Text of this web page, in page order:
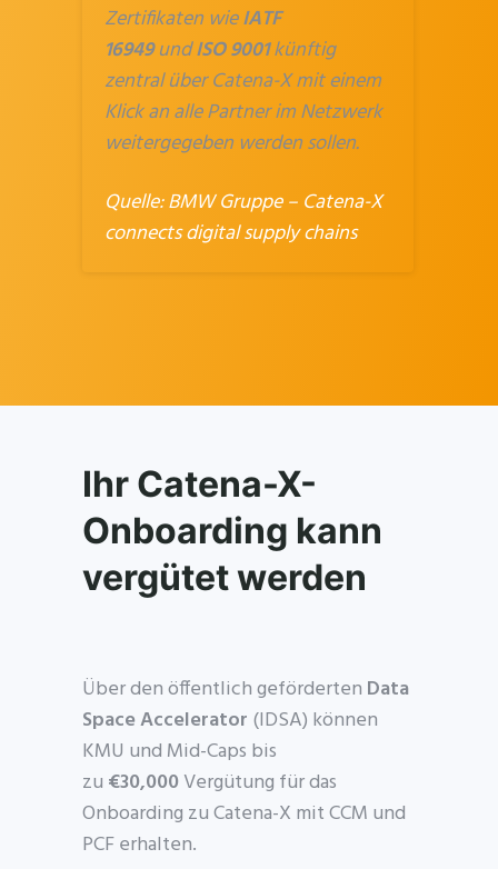
Zertifikaten wieIATF
16949undISO 9001künftig
zentral über Catena-X mit einem
Klick an alle Partner im Netzwerk
weitergegeben werden sollen.
Quelle:BMW Gruppe – Catena-X
connects digital supply chains
Ihr Catena-X-
Onboarding kann
vergütet werden
Über den öffentlich geförderten Data
Space Accelerator (IDSA) können
KMU und Mid-Caps bis
zu €30,000Vergütung für das
Onboarding zu Catena-X mit CCM und
PCF erhalten.